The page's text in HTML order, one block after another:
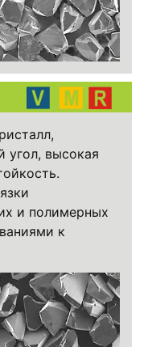
угол, высокая
и полимерных
к